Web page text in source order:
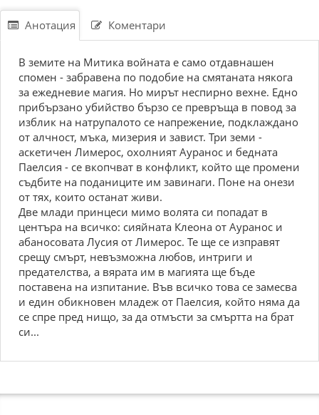
Анотация Коментари
В земите на Митика войната е само отдавнашен
спомен - забравена по подобие на смятаната някога
за ежедневие магия. Но мирът неспирно вехне. Едно
прибързано убийство бързо се превръща в повод за
изблик на натрупалото се напрежение, подклаждано
от алчност, мъка, мизерия и завист. Три земи -
аскетичен Лимерос, охолният Ауранос и бедната
Паелсия - се вкопчват в конфликт, който ще промени
съдбите на поданиците им завинаги. Поне на онези
от тях, които останат живи.
Две млади принцеси мимо волята си попадат в
центъра на всичко: сияйната Клеона от Ауранос и
абаносовата Лусия от Лимерос. Те ще се изправят
срещу смърт, невъзможна любов, интриги и
предателства, а вярата им в магията ще бъде
поставена на изпитание. Във всичко това се замесва
и един обикновен младеж от Паелсия, който няма да
се спре пред нищо, за да отмъсти за смъртта на брат
си...